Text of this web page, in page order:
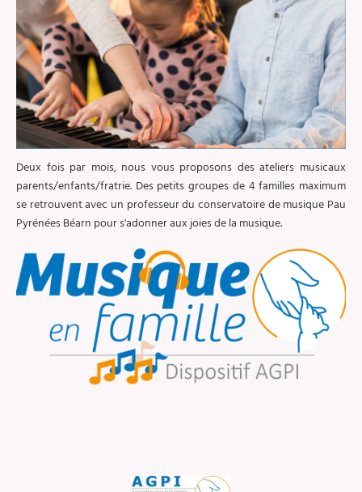
Deux fois par mois, nous vous proposons des ateliers musicaux
parents/enfants/fratrie. Des petits groupes de 4 familles maximum
se retrouvent avec un professeur du conservatoire de musique Pau
Pyrénées Béarn pour s'adonner aux joies de la musique.